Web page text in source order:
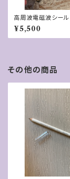
高周波電磁波シール
ーポーチ
¥5,500
その他の商品